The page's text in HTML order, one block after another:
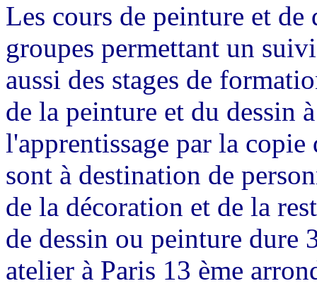
Les cours de peinture et
groupes permettant un
aussi des stages de
de la peinture et du dessin
l'apprentissage par la copie
sont à destination de
de la décoration et de la
de dessin ou peinture dure
atelier à Paris 13 ème